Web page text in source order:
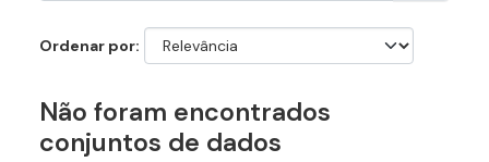
Ordenar por
Não foram encontrados
conjuntos de dados